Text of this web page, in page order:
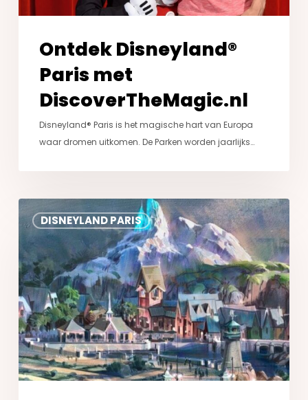
Ontdek Disneyland®
Paris met
DiscoverTheMagic.nl
Disneyland® Paris is het magische hart van Europa
waar dromen uitkomen. De Parken worden jaarlijks…
DISNEYLAND PARIS
World
of
Frozen
in
Disneyland®
Paris:
Alles
wat
je
moet
weten